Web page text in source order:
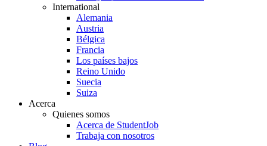
International
Alemania
Austria
Bélgica
Francia
Los países bajos
Reino Unido
Suecia
Suiza
Acerca
Quienes somos
Acerca de StudentJob
Trabaja con nosotros